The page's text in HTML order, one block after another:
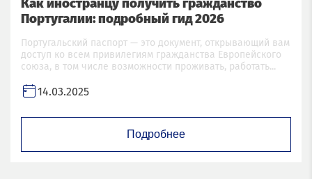
Как иностранцу получить гражданство
Португалии: подробный гид 2026
Португальский паспорт — это документ, открывающий вам
доступ ко всем привилегиям гражданства Европейского
союза, в том числе возможности проживать, работать...
14.03.2025
Подробнее